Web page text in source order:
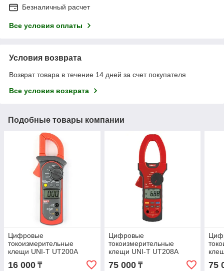
Безналичный расчет
Все условия оплаты
Условия возврата
Возврат товара в течение 14 дней за счет покупателя
Все условия возврата
Подобные товары компании
Цифровые
токоизмерительные
клещи UNI-T UT200A
16 000 ₸
Цифровые
токоизмерительные
клещи UNI-T UT208A
75 000₸ 75